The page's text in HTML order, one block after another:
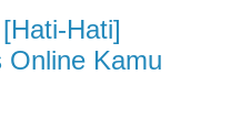
Hati]
Online Kamu